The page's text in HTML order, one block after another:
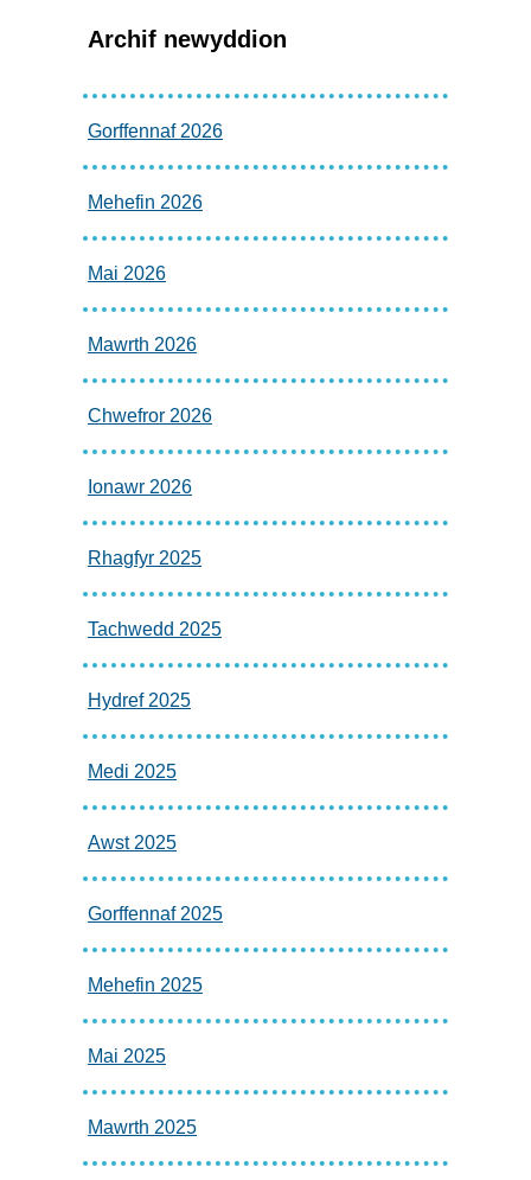
Archif newyddion
Gorffennaf 2026
Mehefin 2026
Mai 2026
Mawrth 2026
Chwefror 2026
Ionawr 2026
Rhagfyr 2025
Tachwedd 2025
Hydref 2025
Medi 2025
Awst 2025
Gorffennaf 2025
Mehefin 2025
Mai 2025
Mawrth 2025